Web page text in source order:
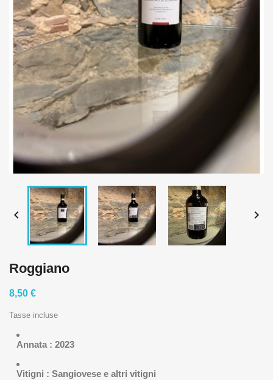
 
Roggiano
8,50 €
Tasse incluse
Annata : 2023
Vitigni : Sangiovese e altri vitigni